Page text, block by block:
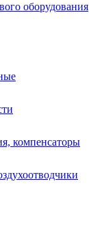
оборудования
компенсаторы